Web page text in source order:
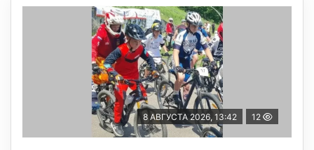
8 АВГУСТА 2026, 13:42 12